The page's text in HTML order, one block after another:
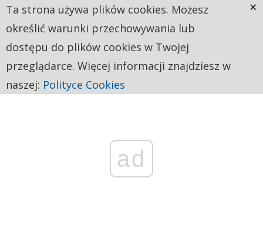
ad
Ta strona używa plików cookies. Możesz
określić warunki przechowywania lub
dostępu do plików cookies w Twojej
przeglądarce. Więcej informacji znajdziesz w
naszej: Polityce Cookies
×